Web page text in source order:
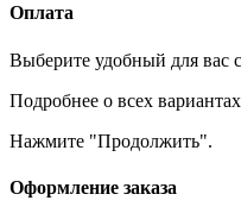
Оплата
Выберите удобный для вас
Подробнее о всех
Нажмите "Продолжить".
Оформление заказа